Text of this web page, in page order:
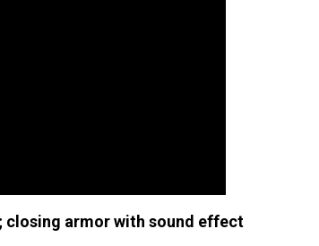
closing armor with sound effect